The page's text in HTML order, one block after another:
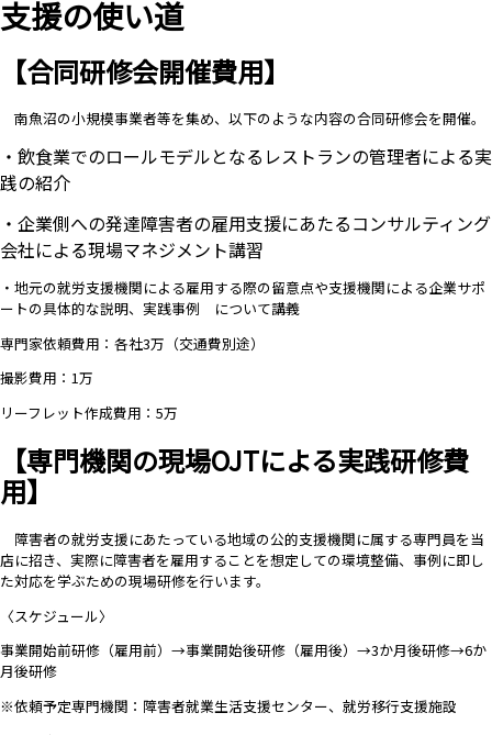
支援の使い道
【合同研修会開催費用】
南魚沼の小規模事業者等を集め、以下のような内容の合同研修会を開催。
・飲食業でのロールモデルとなるレストランの管理者による実
践の紹介
・企業側への発達障害者の雇用支援にあたるコンサルティング
会社による現場マネジメント講習
・地元の就労支援機関による雇用する際の留意点や支援機関による企業サポ
ートの具体的な説明、 実践事例
について講義
専門家依頼費用：各社3万（交通費別途）
撮影費用：1万
リーフレット作成費用：5万
【専門機関の現場OJTによる実践研修費
用】
障害者の就労支援にあたっている地域の公的支援機関に属する専門員を当
店に招き、実際に障害者を雇用することを想定しての環境整備、事例に即し
た対応を学ぶための現場研修を行います。
〈スケジュール〉
事業開始前研修（雇用前）→事業開始後研修（雇用後）→3か月後研修→6か
月後研修
※依頼予定専門機関： 障害者就業生活支援センター、就労移行支援施設